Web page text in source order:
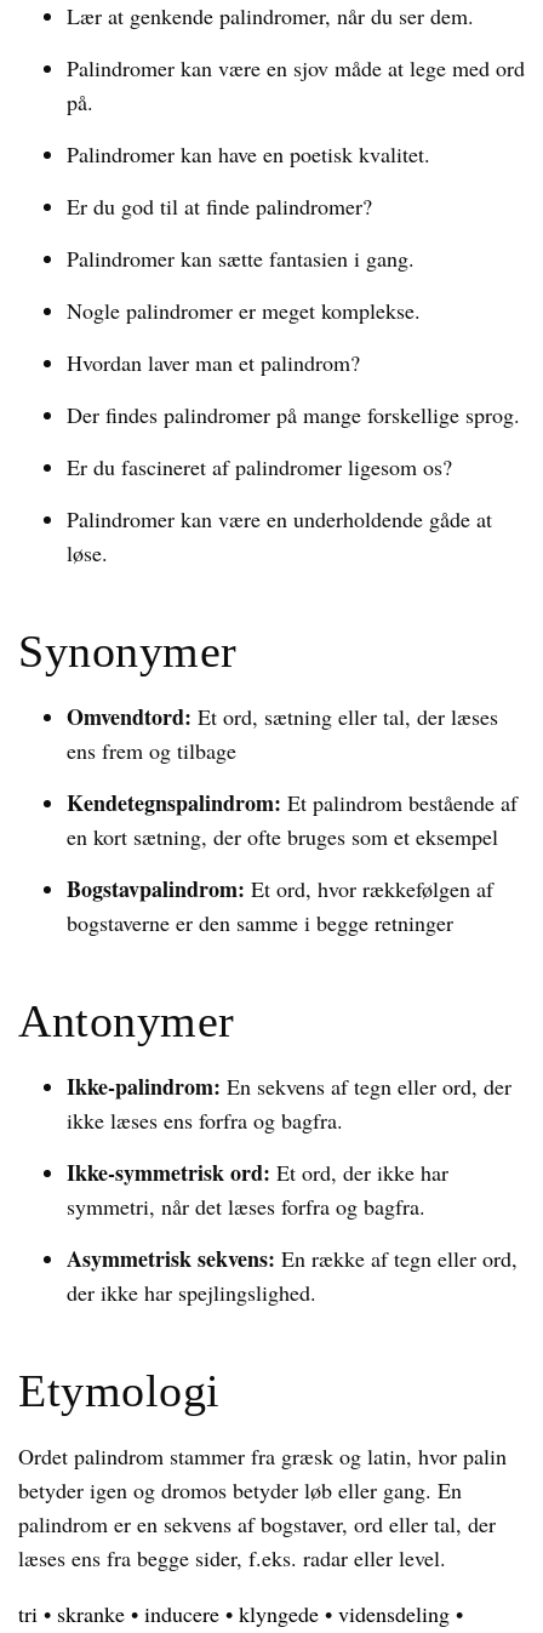
Lær at genkende palindromer, når du ser dem.
Palindromer kan være en sjov måde at lege med ord
på.
Palindromer kan have en poetisk kvalitet.
Er du god til at finde palindromer?
Palindromer kan sætte fantasien i gang.
Nogle palindromer er meget komplekse.
Hvordan laver man et palindrom?
Der findes palindromer på mange forskellige sprog.
Er du fascineret af palindromer ligesom os?
Palindromer kan være en underholdende gåde at
løse.
Synonymer
Omvendtord: Et ord, sætning eller tal, der læses
ens frem og tilbage
Kendetegnspalindrom: Et palindrom bestående af
en kort sætning, der ofte bruges som et eksempel
Bogstavpalindrom: Et ord, hvor rækkefølgen af
bogstaverne er den samme i begge retninger
Antonymer
Ikke-palindrom: En sekvens af tegn eller ord, der
ikke læses ens forfra og bagfra.
Ikke-symmetrisk ord: Et ord, der ikke har
symmetri, når det læses forfra og bagfra.
Asymmetrisk sekvens: En række af tegn eller ord,
der ikke har spejlingslighed.
Etymologi
Ordet palindrom stammer fra græsk og latin, hvor palin
betyder igen og dromos betyder løb eller gang. En
palindrom er en sekvens af bogstaver, ord eller tal, der
læses ens fra begge sider, f.eks. radar eller level.
tri • skranke • inducere • klyngede • vidensdeling •